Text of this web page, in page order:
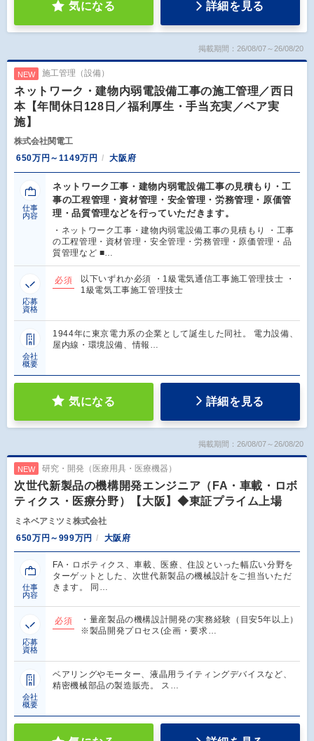
気になる 詳細を見る
掲載期間：26/08/07～26/08/20
NEW 施工管理（設備）
ネットワーク・建物内弱電設備工事の施工管理／西日
本【年間休日128日／福利厚生・手当充実／ベア実
施】
株式会社関電工
650万円～1149万円
大阪府
仕事
内容
ネットワーク工事・建物内弱電設備工事の見積もり・工
事の工程管理・資材管理・安全管理・労務管理・原価管
理・品質管理などを行っていただきます。
・ネットワーク工事・建物内弱電設備工事の見積もり ・工事
の工程管理・資材管理・安全管理・労務管理・原価管理・品
質管理など ■…
応募
資格
必須
以下いずれか必須 ・1級電気通信工事施工管理技士 ・
1級電気工事施工管理技士
会社
概要
1944年に東京電力系の企業として誕生した同社。 電力設備、
屋内線・環境設備、情報…
気になる 詳細を見る
掲載期間：26/08/07～26/08/20
NEW 研究・開発（医療用具・医療機器）
次世代新製品の機構開発エンジニア（FA・車載・ロボ
ティクス・医療分野）【大阪】◆東証プライム上場
ミネベアミツミ株式会社
650万円～999万円
大阪府
仕事
内容
FA・ロボティクス、車載、医療、住設といった幅広い分野を
ターゲットとした、次世代新製品の機械設計をご担当いただ
きます。 同…
応募
資格
必須
・量産製品の機構設計開発の実務経験（目安5年以上）
※製品開発プロセス(企画・要求…
会社
概要
ベアリングやモーター、液晶用ライティングデバイスなど、
精密機械部品の製造販売。 ス…